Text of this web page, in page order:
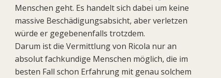
Menschen geht. Es handelt sich dabei um keine
massive Beschädigungsabsicht, aber verletzen
würde er gegebenenfalls trotzdem.
Darum ist die Vermittlung von Ricola nur an
absolut fachkundige Menschen möglich, die im
besten Fall schon Erfahrung mit genau solchem